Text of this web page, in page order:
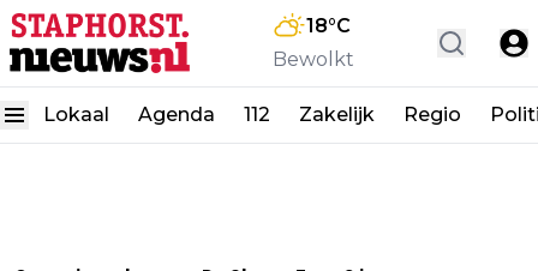
18°C
Bewolkt
Lokaal Agenda 112 Zakelijk Regio